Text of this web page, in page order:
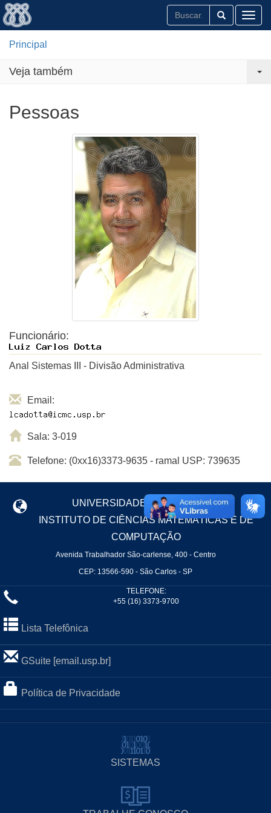
Principal
Veja também
Pessoas
Funcionário:
Anal Sistemas III - Divisão Administrativa
Email:
Sala: 3-019
Telefone: (0xx16)3373-9635 - ramal USP: 739635
UNIVERSIDADE DE SÃO PAULO
INSTITUTO DE CIÊNCIAS MATEMÁTICAS E DE
COMPUTAÇÃO
Avenida Trabalhador São-carlense, 400 - Centro
CEP: 13566-590 - São Carlos - SP
TELEFONE:
+55 (16) 3373-9700
Lista Telefônica
GSuite [email.usp.br]
Política de Privacidade
SISTEMAS